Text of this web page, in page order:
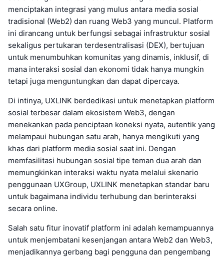
menciptakan integrasi yang mulus antara media sosial
tradisional (Web2) dan ruang Web3 yang muncul. Platform
ini dirancang untuk berfungsi sebagai infrastruktur sosial
sekaligus pertukaran terdesentralisasi (DEX), bertujuan
untuk menumbuhkan komunitas yang dinamis, inklusif, di
mana interaksi sosial dan ekonomi tidak hanya mungkin
tetapi juga menguntungkan dan dapat dipercaya.
Di intinya, UXLINK berdedikasi untuk menetapkan platform
sosial terbesar dalam ekosistem Web3, dengan
menekankan pada penciptaan koneksi nyata, autentik yang
melampaui hubungan satu arah, hanya mengikuti yang
khas dari platform media sosial saat ini. Dengan
memfasilitasi hubungan sosial tipe teman dua arah dan
memungkinkan interaksi waktu nyata melalui skenario
penggunaan UXGroup, UXLINK menetapkan standar baru
untuk bagaimana individu terhubung dan berinteraksi
secara online.
Salah satu fitur inovatif platform ini adalah kemampuannya
untuk menjembatani kesenjangan antara Web2 dan Web3,
menjadikannya gerbang bagi pengguna dan pengembang